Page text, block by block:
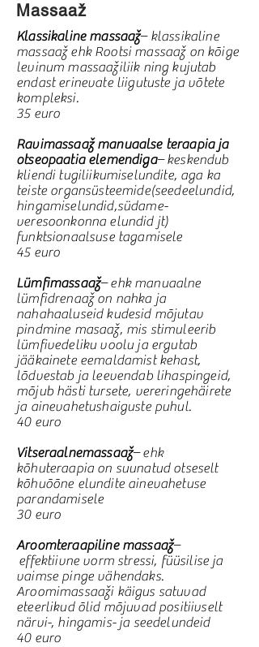
Klassikaline massaaž– klassikaline
massaaž ehk Rootsi massaaž on kõige
levinum massaažiliik ning kujutab
endast erinevate liigutuste ja võtete
kompleksi.
35 euro
Ravimassaaž manuaalse teraapia ja
otseopaatia elemendiga– keskendub
kliendi tugiliikumiselundite, aga ka
teiste organsüsteemide(seedeelundid,
hingamiselundid,südame-
veresoonkonna elundid jt)
funktsionaalsuse tagamisele
45 euro
Lümfimassaaž– ehk manuaalne
lümfidrenaaž on nahka ja
nahahaaluseid kudesid mõjutav
pindmine masaaž, mis stimuleerib
lümfivedeliku voolu ja ergutab
jääkainete eemaldamist kehast,
lõdvestab ja leevendab lihaspingeid,
mõjub hästi tursete, vereringehäirete
ja ainevahetushaiguste puhul.
40 euro
Vitseraalnemassaaž– ehk
kõhuteraapia on suunatud otseselt
kõhuõõne elundite ainevahetuse
parandamisele
30 euro
Aroomteraapiline massaaž–
effektiivne vorm stressi, füüsilise ja
vaimse pinge vähendaks.
Aroomimassaaži käigus satuvad
eteerlikud õlid mõjuvad positiivselt
närvi-, hingamis- ja seedelundeid
40 euro
Massaaž